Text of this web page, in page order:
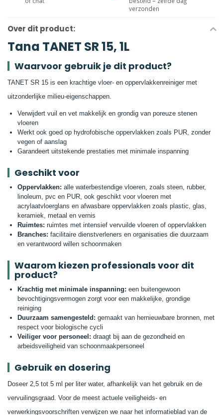
verzonden
Over dit product:
Tana TANET SR 15, 1L
Waarvoor gebruik je dit product?
TANET SR 15 is een krachtige vloer- en oppervlakkenreiniger met
uitzonderlijke milieu-eigenschappen.
Verwijdert vuil en vet makkelijk en grondig van poreuze stenen
vloeren
Werkt ook goed op hydrofobische oppervlakken zoals PUR, zonder
vegen of aanslag
Garandeert uitstekende prestaties met minimale inspanning
Geschikt voor
Oppervlakken: alle waterbestendige vloeren, zoals steen, rubber,
linoleum, pvc en PUR, ook geschikt voor vloeren met
acrylaatvloerglans en afwasbare oppervlakken zoals plastic, glas,
keramiek, metaal en vernis
Ruimtes: ruimtes met intensief vervuilde vloeren of oppervlakken
Branches: facilitaire dienstverleners en organisaties die duurzaam
en verantwoord willen schoonmaken
Waarom kiezen professionals voor dit
product?
Krachtig met minimale inspanning: een buitengewoon
bevochtigingsvermogen zorgt voor een makkelijke, grondige
reiniging
Duurzaam samengesteld: gemaakt van hernieuwbare bronnen, met
respect voor biologische cycli
Veiliger voor personeel: draagt bij aan de gezondheid en
arbeidsveiligheid van schoonmaakpersoneel
Gebruik en dosering
Doseer 2,5 tot 5 ml per liter water, afhankelijk van het gebruik en de
vervuilingsgraad. Voor de meest actuele veiligheids- en
verwerkingsvoorschriften verwijzen we naar het informatieblad van de